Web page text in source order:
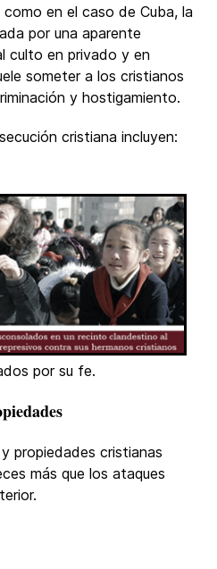
en el caso de Cuba, la
por una aparente
culto en privado y en
someter a los cristianos
y hostigamiento.
cristiana incluyen:
por su fe.
propiedades cristianas
más que los ataques